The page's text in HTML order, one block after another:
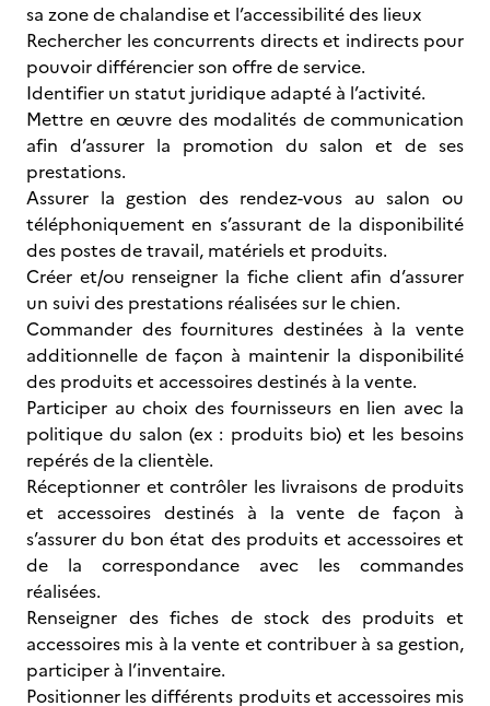
sa zone de chalandise et l’accessibilité des lieux
Rechercher les concurrents directs et indirects pour
pouvoir différencier son offre de service.
Identifier un statut juridique adapté à l’activité.
Mettre en œuvre des modalités de communication
afin d’assurer la promotion du salon et de ses
prestations.
Assurer la gestion des rendez-vous au salon ou
téléphoniquement en s’assurant de la disponibilité
des postes de travail, matériels et produits.
Créer et/ou renseigner la fiche client afin d’assurer
un suivi des prestations réalisées sur le chien.
Commander des fournitures destinées à la vente
additionnelle de façon à maintenir la disponibilité
des produits et accessoires destinés à la vente.
Participer au choix des fournisseurs en lien avec la
politique du salon (ex : produits bio) et les besoins
repérés de la clientèle.
Réceptionner et contrôler les livraisons de produits
et accessoires destinés à la vente de façon à
s’assurer du bon état des produits et accessoires et
de la correspondance avec les commandes
réalisées.
Renseigner des fiches de stock des produits et
accessoires mis à la vente et contribuer à sa gestion,
participer à l’inventaire.
Positionner les différents produits et accessoires mis